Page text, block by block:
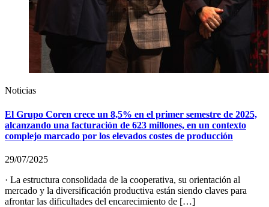
Noticias
El Grupo Coren crece un 8,5% en el primer semestre de 2025,
alcanzando una facturación de 623 millones, en un contexto
complejo marcado por los elevados costes de producción
29/07/2025
· La estructura consolidada de la cooperativa, su orientación al
mercado y la diversificación productiva están siendo claves para
afrontar las dificultades del encarecimiento de […]